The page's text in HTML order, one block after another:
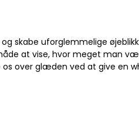
skabe uforglemmelige
at vise, hvor meget man
over glæden ved at give en